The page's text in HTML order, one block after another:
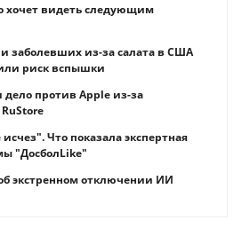
хочет видеть следующим
заболевших из-за салата в США
риск вспышки
дело против Apple из-за
Что показала экспертная
"ДосболLike"
экстренном отключении ИИ